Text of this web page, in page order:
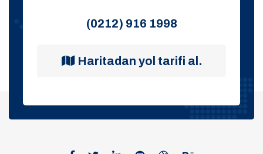
(0212) 916 1998
Haritadan yol tarifi al.